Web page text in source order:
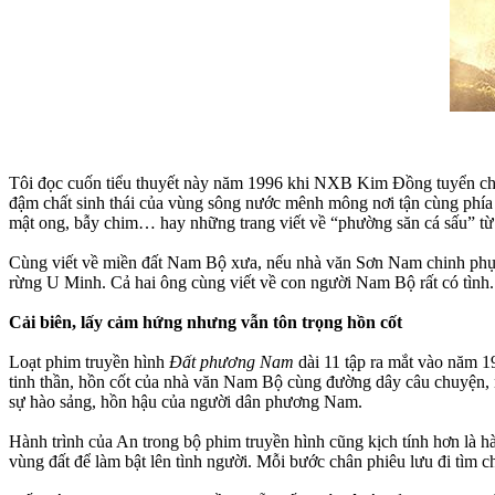
Tôi đọc cuốn tiểu thuyết này năm 1996 khi NXB Kim Đồng tuyển
đậm chất sinh thái của vùng sông nước mênh mông nơi tận cùng
mật ong, bẫy chim… hay những trang viết về “phường săn cá sấu”
Cùng viết về miền đất Nam Bộ xưa, nếu nhà văn Sơn Nam chinh
rừng U Minh. Cả hai ông cùng viết về con người Nam Bộ rất có tình.
Cải biên, lấy cảm hứng nhưng vẫn tôn trọng hồn cốt
Loạt phim truyền hình Đất phương Nam dài 11 tập ra mắt vào năm
tinh thần, hồn cốt của nhà văn Nam Bộ cùng đường dây câu
sự hào sảng, hồn hậu của người dân phương Nam.
Hành trình của An trong bộ phim truyền hình cũng kịch tính hơn là
vùng đất để làm bật lên tình người. Mỗi bước chân phiêu lưu đi tìm